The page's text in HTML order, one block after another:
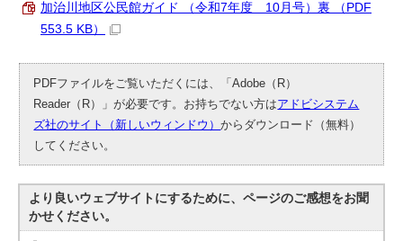
加治川地区公民館ガイド （令和7年度 10月号）裏 （PDF
553.5 KB）
PDFファイルをご覧いただくには、「Adobe（R）
Reader（R）」が必要です。お持ちでない方はアドビシステム
ズ社のサイト（新しいウィンドウ）からダウンロード（無料）
してください。
より良いウェブサイトにするために、ページのご感想をお聞
かせください。